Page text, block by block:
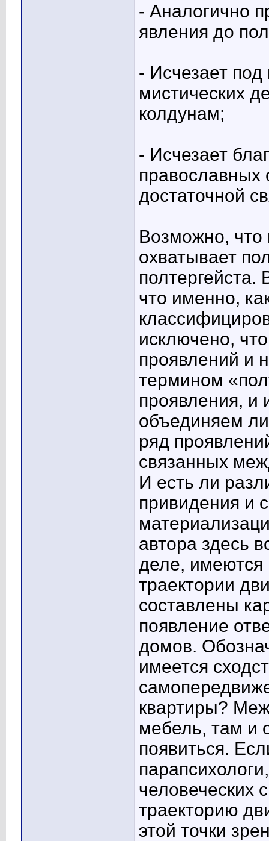
- Аналогично
явления до
- Исчезает под
мистических
колдунам;
- Исчезает
достаточной
Возможно,
охватывает
полтергейста.
что именно,
исключено,
проявлений и
термином
проявления, и
объединяем
ряд
связанных
И есть ли
привидения и
автора здесь
деле, имеются
траектории
составлены
появление
домов.
имеется
квартиры?
мебель, там и
появиться.
человеческих
траекторию
этой точки